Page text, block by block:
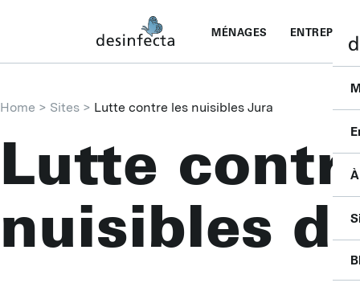
MÉNAGES ENTREPRISES
Home Sites Lutte contre les nuisibles Jura
Lutte
nuisibles